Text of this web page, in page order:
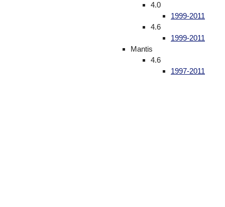
4.0
1999-2011
4.6
1999-2011
Mantis
4.6
1997-2011